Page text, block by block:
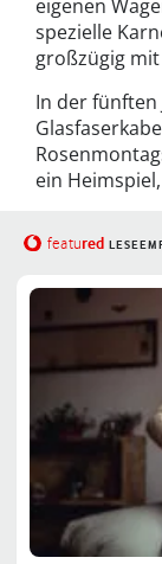
eigenen
spezielle
großzügig
In der fünften
ein
featured